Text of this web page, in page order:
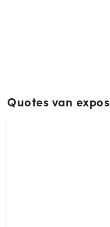
Quotes van